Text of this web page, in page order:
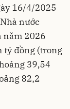
16/4/2025
nước
năm 2026
tỷ đồng (trong
39,54
82,2